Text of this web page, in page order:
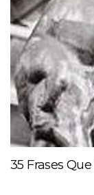
35 Frases